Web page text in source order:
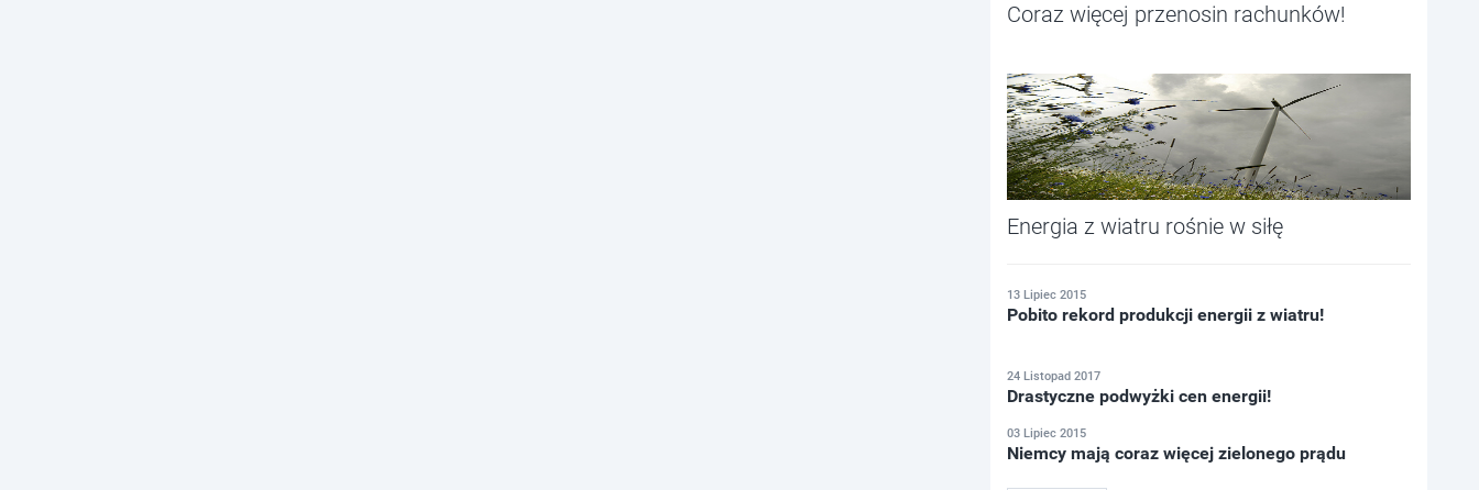
Coraz więcej przenosin rachunków!
Energia z wiatru rośnie w siłę
13 Lipiec 2015
Pobito rekord produkcji energii z wiatru!
24 Listopad 2017
Drastyczne podwyżki cen energii!
03 Lipiec 2015
Niemcy mają coraz więcej zielonego prądu